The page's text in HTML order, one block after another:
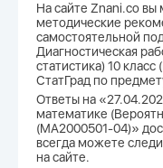
На сайте Znani.co вы
методические
самостоятельной
Диагностическая
статистика) 10
СтатГрад по
Ответы на
математике
(МА2000501-04)»
всегда можете
на сайте.